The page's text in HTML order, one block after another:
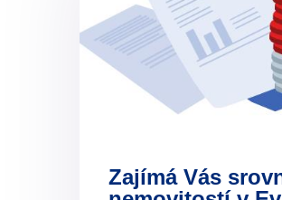
Zajímá Vás